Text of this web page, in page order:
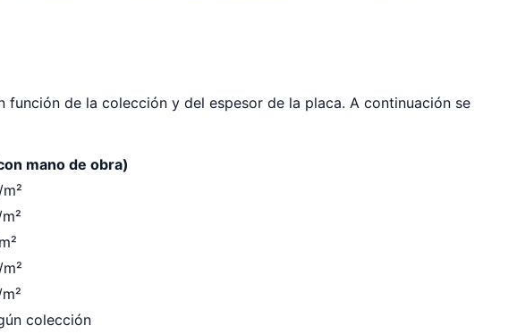
de la colección y del espesor de la placa. A continuación se
mano de obra)
colección